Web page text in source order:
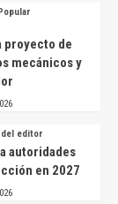
Popular
proyecto de
mecánicos y
editor
autoridades
en 2027